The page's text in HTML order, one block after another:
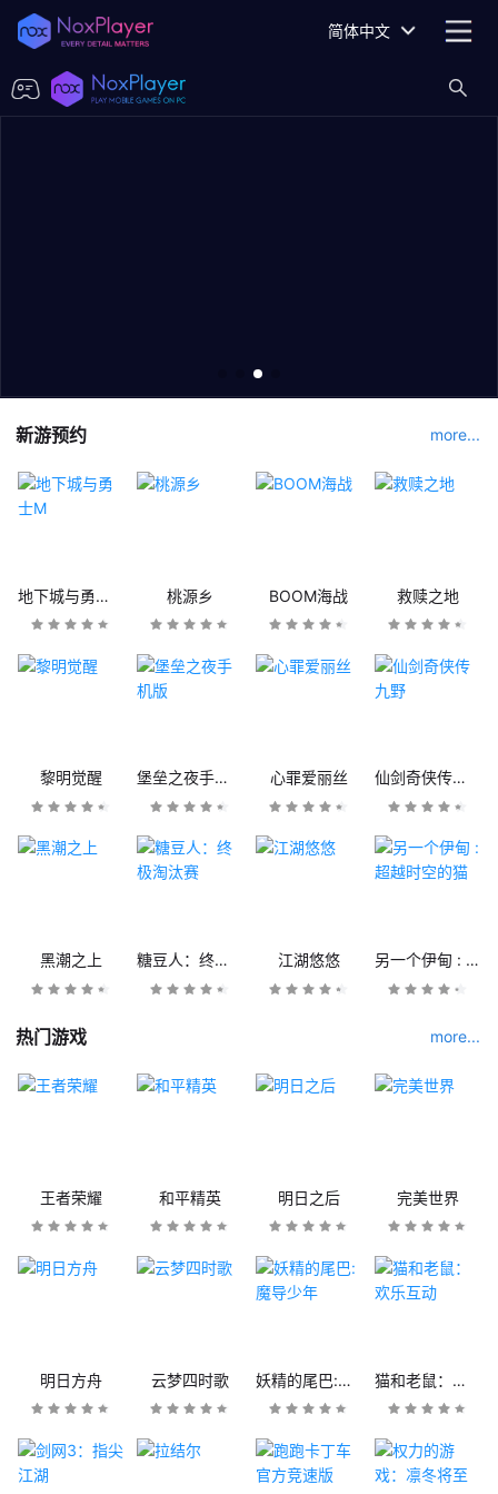
简体中文
新游预约 more...
地下城与勇士M 桃源乡 BOOM海战 救赎之地
黎明觉醒 堡垒之夜手机版 心罪爱丽丝 仙剑奇侠传九野
黑潮之上 糖豆人：终极淘汰赛 江湖悠悠 另一个伊甸 : 超越时空的猫
热门游戏 more...
王者荣耀 和平精英 明日之后 完美世界
明日方舟 云梦四时歌 妖精的尾巴:魔导少年 猫和老鼠：欢乐互动